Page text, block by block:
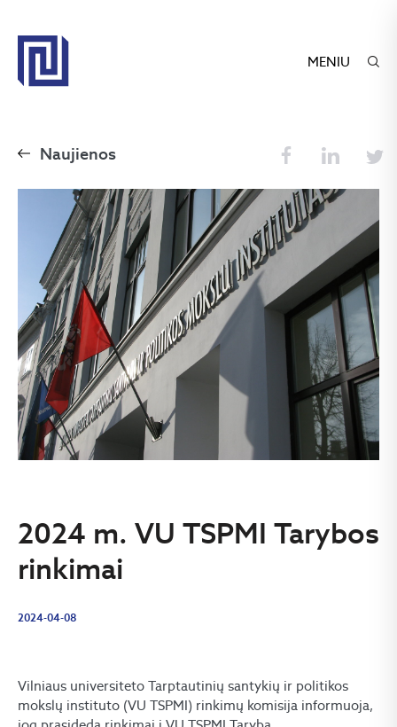
MENIU
Naujienos
2024 m. VU TSPMI Tarybos
rinkimai
2024-04-08
Vilniaus universiteto Tarptautinių santykių ir politikos
mokslų instituto (VU TSPMI) rinkimų komisija informuoja,